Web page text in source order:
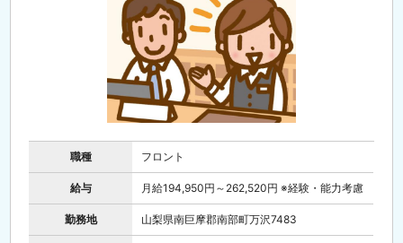
職種 フロント
給与 月給194,950円～262,520円 ※経験・能力考慮
勤務地 山梨県南巨摩郡南部町万沢7483